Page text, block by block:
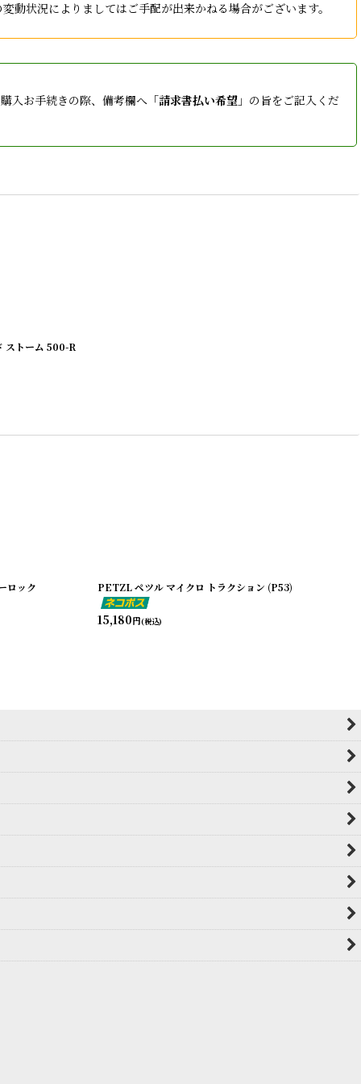
状況によりましてはご手配が出来かねる場合がございます。
入お手続きの際、備考欄へ「請求書払い希望 」の旨をご記入くだ
トーム 500-R
ロック PETZL ペツル マイクロ トラクション (P53)
15,180円(税込)